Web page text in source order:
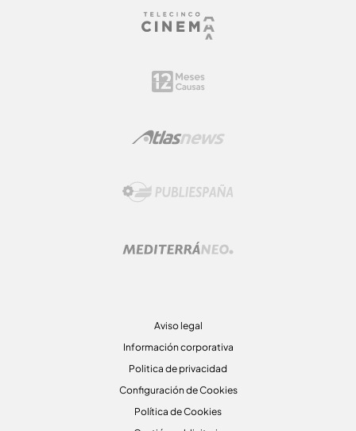
Aviso legal
Información corporativa
Politica de privacidad
Configuración de Cookies
Política de Cookies